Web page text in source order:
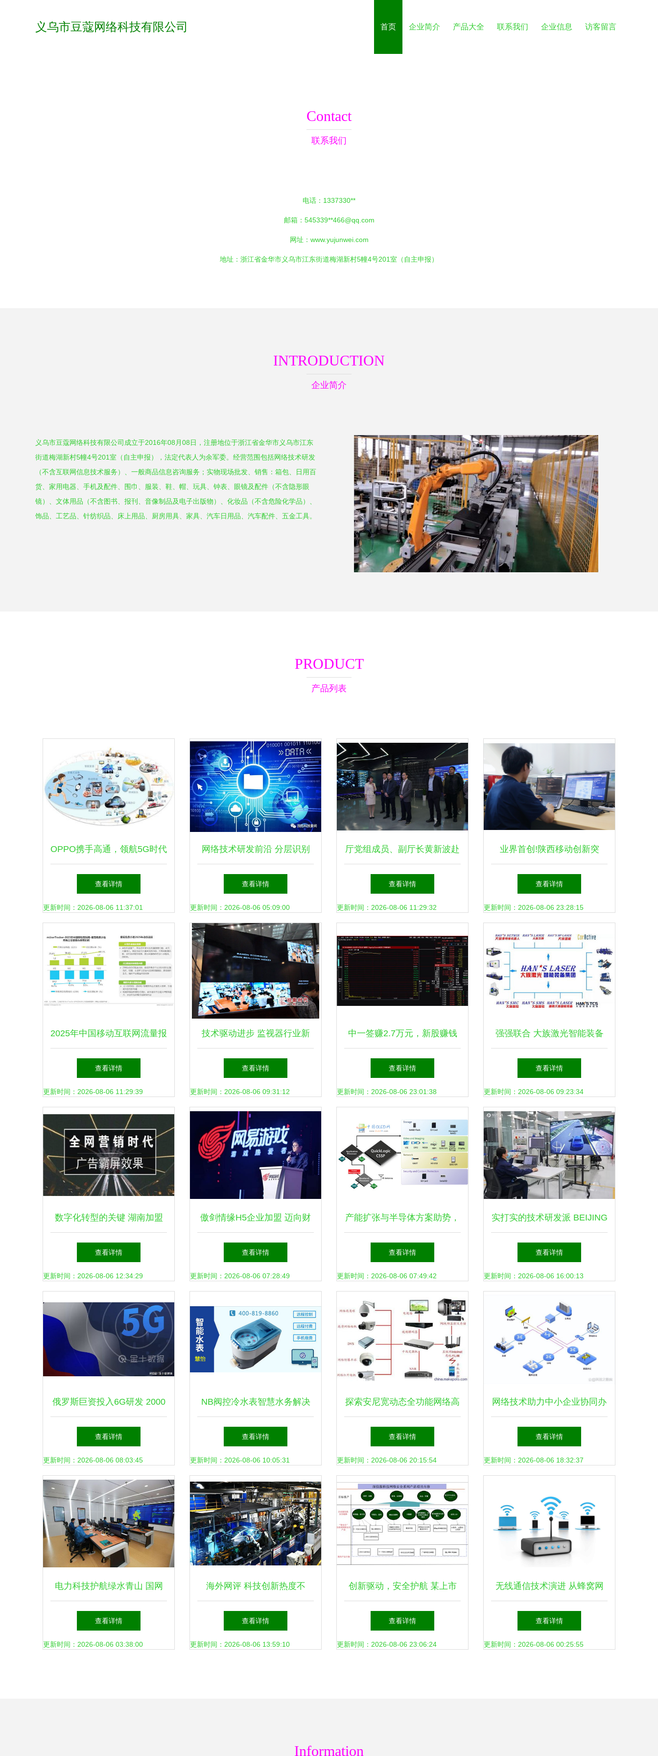
义乌市豆蔻网络科技有限公司 首页 企业简介 产品大全 联系我们 企业信息 访客留言
Contact
联系我们
电话：1337330**
邮箱：545339**466@qq.com
网址： www.yujunwei.com
地址：浙江省金华市义乌市江东街道梅湖新村5幢4号201室（自主申报）
INTRODUCTION
企业简介
义乌市豆蔻网络科技有限公司成立于2016年08月08日，注册地位于浙江省金华市义乌市江东
街道梅湖新村5幢4号201室（自主申报），法定代表人为余军委。经营范围包括网络技术研发
（不含互联网信息技术服务）、一般商品信息咨询服务；实物现场批发、销售：箱包、日用百
货、家用电器、手机及配件、围巾、服装、鞋、帽、玩具、钟表、眼镜及配件（不含隐形眼
镜）、文体用品（不含图书、报刊、音像制品及电子出版物）、化妆品（不含危险化学品）、
饰品、工艺品、针纺织品、床上用品、厨房用具、家具、汽车日用品、汽车配件、五金工具。
PRODUCT
产品列表
OPPO携手高通，领航5G时代
加速移动网络技术革新
查看详情
更新时间：2026-08-06 11:37:01
网络技术研发前沿 分层识别
验证与人工智能在生物环境威
胁监视中的应用
查看详情
更新时间：2026-08-06 05:09:00
厅党组成员、副厅长黄新波赴
中国移动云能力中心调研网络
技术研发
查看详情
更新时间：2026-08-06 11:29:32
业界首创!陕西移动创新突
破“覆盖空洞”识别难题 助力信
号升格与网络技术升级
查看详情
更新时间：2026-08-06 23:28:15
2025年中国移动互联网流量报
告 网络技术研发驱动下的新
格局
查看详情
更新时间：2026-08-06 11:29:39
技术驱动进步 监视器行业新
闻中的网络技术研发与市场演
变
查看详情
更新时间：2026-08-06 09:31:12
中一签赚2.7万元，新股赚钱
效应爆棚背后 网络技术研发
正催生新蓝海
查看详情
更新时间：2026-08-06 23:01:38
强强联合 大族激光智能装备
集团与威腾斯坦签署战略合作
协议，共推网络技术研发新篇
章
查看详情
更新时间：2026-08-06 09:23:34
数字化转型的关键 湖南加盟
推广与网络技术研发新策略
查看详情
更新时间：2026-08-06 12:34:29
傲剑情缘H5企业加盟 迈向财
富自由的成功之路
查看详情
更新时间：2026-08-06 07:28:49
产能扩张与半导体方案助势，
AMOLED在移动市场全面逞威
查看详情
更新时间：2026-08-06 07:49:42
实打实的技术研发派 BEIJING
汽车新能源试验中心半日游
——网络技术研发细节全揭秘
查看详情
更新时间：2026-08-06 16:00:13
俄罗斯巨资投入6G研发 2000
亿卢布开启通信新赛道
查看详情
更新时间：2026-08-06 08:03:45
NB阀控冷水表智慧水务解决
方案 网络技术驱动的管网革
命
查看详情
更新时间：2026-08-06 10:05:31
探索安尼宽动态全功能网络高
清摄像机 技术与应用解析
查看详情
更新时间：2026-08-06 20:15:54
网络技术助力中小企业协同办
公转型
查看详情
更新时间：2026-08-06 18:32:37
电力科技护航绿水青山 国网
滨州供电公司研发环保监控分
析系统助力生态保护
查看详情
更新时间：2026-08-06 03:38:00
海外网评 科技创新热度不
减，自立自强力度彰显——网
络技术研发新观察
查看详情
更新时间：2026-08-06 13:59:10
创新驱动，安全护航 某上市
公司网络安全系列产品研发项
目网络技术研发深度解析
查看详情
更新时间：2026-08-06 23:06:24
无线通信技术演进 从蜂窝网
络到未来创新
查看详情
更新时间：2026-08-06 00:25:55
Information